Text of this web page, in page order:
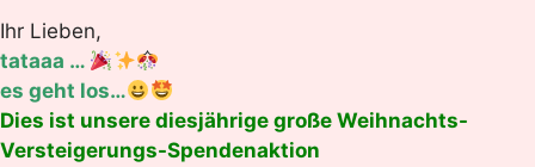
Ihr Lieben,
tataaa …
es geht los…
Dies ist unsere diesjährige große Weihnachts-
Versteigerungs-Spendenaktion